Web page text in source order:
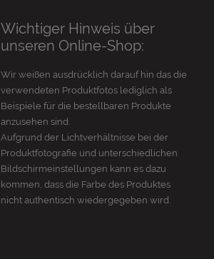
Wichtiger Hinweis über
unseren Online-Shop:
Wir weißen ausdrücklich darauf hin das die
verwendeten Produktfotos lediglich als
Beispiele für die bestellbaren Produkte
anzusehen sind.
Aufgrund der Lichtverhältnisse bei der
Produktfotografie und unterschiedlichen
Bildschirmeinstellungen kann es dazu
kommen, dass die Farbe des Produktes
nicht authentisch wiedergegeben wird.